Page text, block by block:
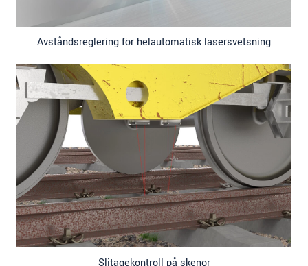
Avståndsreglering för helautomatisk lasersvetsning
Slitagekontroll på skenor